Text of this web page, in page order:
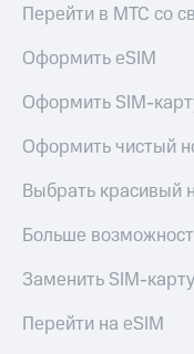
Перейти в МТС со
Оформить eSIM
Оформить SIM-
Оформить чистый
Выбрать красивый
Больше
Заменить SIM-карту
Перейти на eSIM